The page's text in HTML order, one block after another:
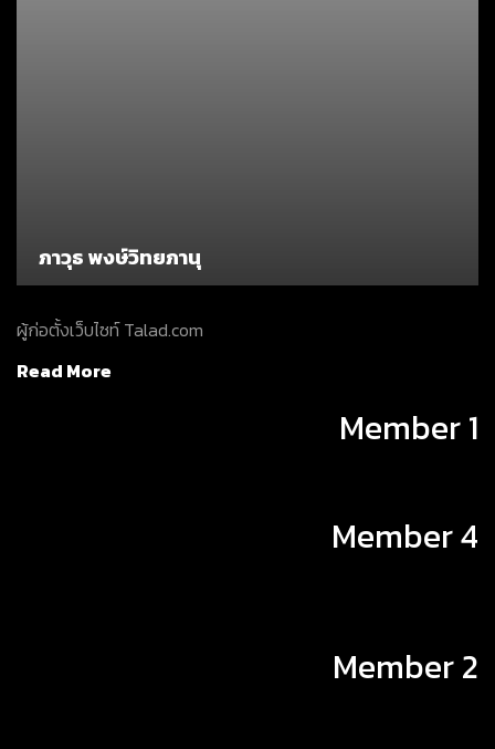
ภาวุธ พงษ์วิทยภานุ
ผู้ก่อตั้งเว็บไซท์ Talad.com
Read More
Member 1
Member 4
Member 2